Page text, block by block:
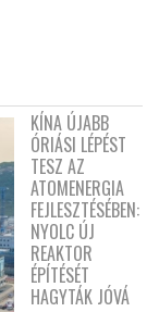
KÍNA ÚJABB
ÓRIÁSI LÉPÉST
TESZ AZ
ATOMENERGIA
FEJLESZTÉSÉBEN:
NYOLC ÚJ
REAKTOR
ÉPÍTÉSÉT
HAGYTÁK JÓVÁ